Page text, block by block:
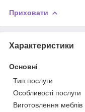
Приховати
Характеристики
Основні
Тип послуги
Особливості послуги
Виготовлення меблів